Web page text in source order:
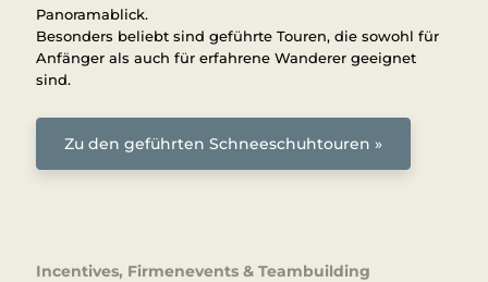
Panoramablick.
Besonders beliebt sind geführte Touren, die sowohl für
Anfänger als auch für erfahrene Wanderer geeignet
sind.
Zu den geführten Schneeschuhtouren »
Incentives, Firmenevents & Teambuilding